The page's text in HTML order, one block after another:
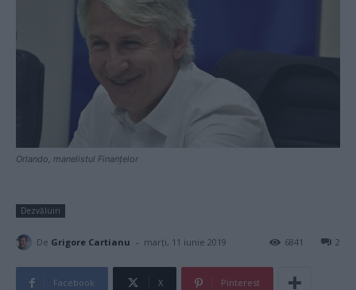
Orlando, manelistul Finanțelor
Dezvăluiri
De Grigore Cartianu - marți, 11 iunie 2019 2
6841
Facebook X Pinterest